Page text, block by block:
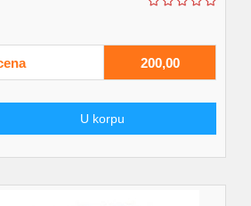
200,00
U korpu